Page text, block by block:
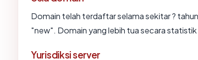
Domain telah terdaftar selama sekitar ?
"new". Domain yang lebih tua secara
Yurisdiksi server